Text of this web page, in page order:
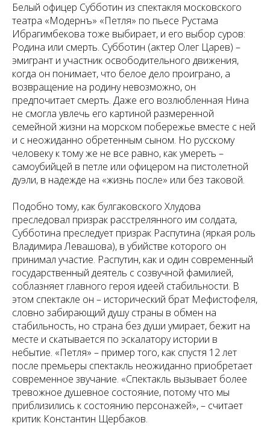
Белый офицер Субботин из спектакля московского
театра «Модернъ» «Петля» по пьесе Рустама
Ибрагимбекова тоже выбирает, и его выбор суров:
Родина или смерть. Субботин (актер Олег Царев) –
эмигрант и участник освободительного движения,
когда он понимает, что белое дело проиграно, а
возвращение на родину невозможно, он
предпочитает смерть. Даже его возлюбленная Нина
не смогла увлечь его картиной размеренной
семейной жизни на морском побережье вместе с ней
и с неожиданно обретенным сыном. Но русскому
человеку к тому же не все равно, как умереть –
самоубийцей в петле или офицером на пистолетной
дуэли, в надежде на «жизнь после» или без таковой.
Подобно тому, как булгаковского Хлудова
преследовал призрак расстрелянного им солдата,
Субботина преследует призрак Распутина (яркая роль
Владимира Левашова), в убийстве которого он
принимал участие. Распутин, как и один современный
государственный деятель с созвучной фамилией,
соблазняет главного героя идеей стабильности. В
этом спектакле он – исторический брат Мефистофеля,
словно забирающий душу страны в обмен на
стабильность, но страна без души умирает, бежит на
месте и скатывается по эскалатору истории в
небытие. «Петля» – пример того, как спустя 12 лет
после премьеры спектакль неожиданно приобретает
современное звучание. «Спектакль вызывает более
тревожное душевное состояние, потому что мы
приблизились к состоянию персонажей», – считает
критик Константин Щербаков.